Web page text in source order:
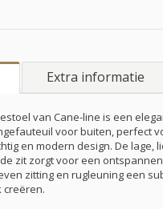
Extra informatie
van Cane-line is een
voor buiten, perfect
en modern design. De lage,
zit zorgt voor een
zitting en rugleuning een